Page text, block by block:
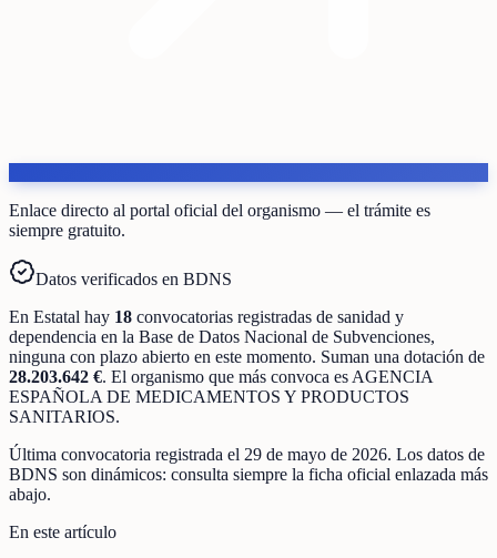
Enlace directo al portal oficial del organismo — el trámite es
siempre gratuito.
Datos verificados en BDNS
En Estatal hay 18 convocatorias registradas de sanidad y
dependencia en la Base de Datos Nacional de Subvenciones,
ninguna con plazo abierto en este momento. Suman una dotación de
28.203.642 €. El organismo que más convoca es AGENCIA
ESPAÑOLA DE MEDICAMENTOS Y PRODUCTOS
SANITARIOS.
Última convocatoria registrada el 29 de mayo de 2026. Los datos de
BDNS son dinámicos: consulta siempre la ficha oficial enlazada más
abajo.
En este artículo